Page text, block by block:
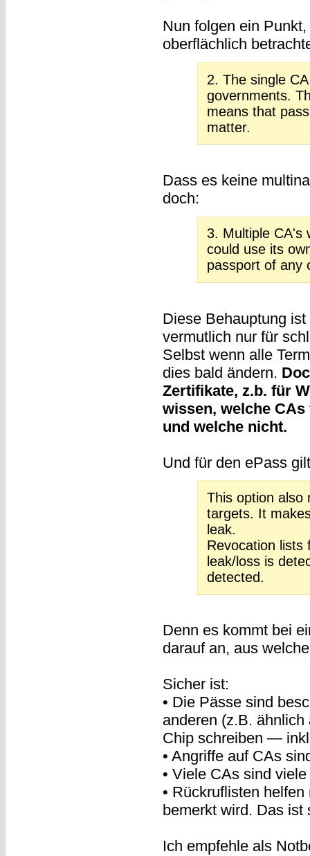
Nun folgen ein
oberflächlich
2. The single
governments.
means that
matter.
Dass es keine
doch:
3. Multiple CA's
could use its
passport of any
Diese Behauptung
vermutlich nur für
Selbst wenn alle
dies bald ändern.
Zertifikate, z.b. für
wissen, welche
und welche nicht.
Und für den ePass
This option also
targets. It
leak.
Revocation lists
leak/loss is
detected.
Denn es kommt bei
darauf an, aus
Sicher ist:
• Die Pässe sind
anderen (z.B.
Chip schreiben —
• Angriffe auf CAs
• Viele CAs sind
• Rückruflisten
bemerkt wird. Das
Ich empfehle als